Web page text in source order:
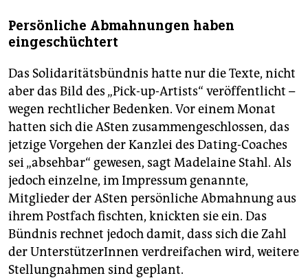
Persönliche Abmahnungen haben
eingeschüchtert
Das Solidaritätsbündnis hatte nur die Texte, nicht
aber das Bild des „Pick-up-Artists“ veröffentlicht –
wegen rechtlicher Bedenken. Vor einem Monat
hatten sich die ASten zusammengeschlossen, das
jetzige Vorgehen der Kanzlei des Dating-Coaches
sei „absehbar“ gewesen, sagt Madelaine Stahl. Als
jedoch einzelne, im Impressum genannte,
Mitglieder der ASten persönliche Abmahnung aus
ihrem Postfach fischten, knickten sie ein. Das
Bündnis rechnet jedoch damit, dass sich die Zahl
der UnterstützerInnen verdreifachen wird, weitere
Stellungnahmen sind geplant.